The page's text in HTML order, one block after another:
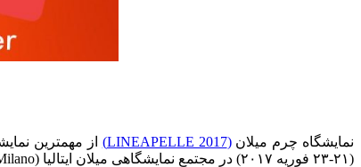
نمایشگاه چرم میلان(LINEAPELLE 2017)
(۲۱-۲۳ فوریه ۲۰۱۷) در مجتمع نمایشگاهی میلان ایتالیا (Fiera Milano) برگزار می شود.در